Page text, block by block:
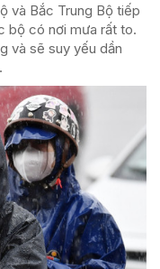
và Bắc Trung Bộ tiếp
bộ có nơi mưa rất to.
và sẽ suy yếu dần